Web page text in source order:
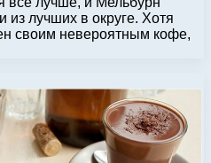
из лучших в округе. Хотя
своим невероятным кофе,